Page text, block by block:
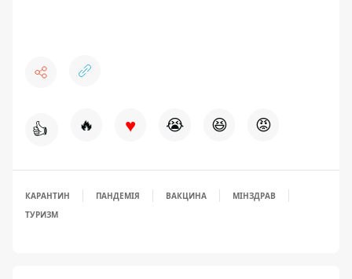
👍 🔥 ♥ 😭 😆 😡
КАРАНТИН ПАНДЕМІЯ ВАКЦИНА
МІНЗДРАВ
ТУРИЗМ